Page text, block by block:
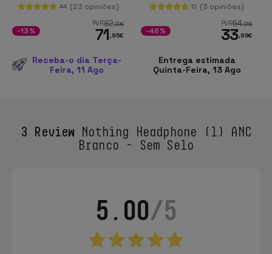
44 (23 opiniões)
PVR82,99€
71,95€
-13%
Receba-o dia Terça-
Feira, 11 Ago
12 (3 opiniões)
PVR64,95€
33,99€
-48%
Entrega estimada
Quinta-Feira, 13 Ago
3 Review Nothing Headphone (1) ANC
Branco - Sem Selo
5.00/5